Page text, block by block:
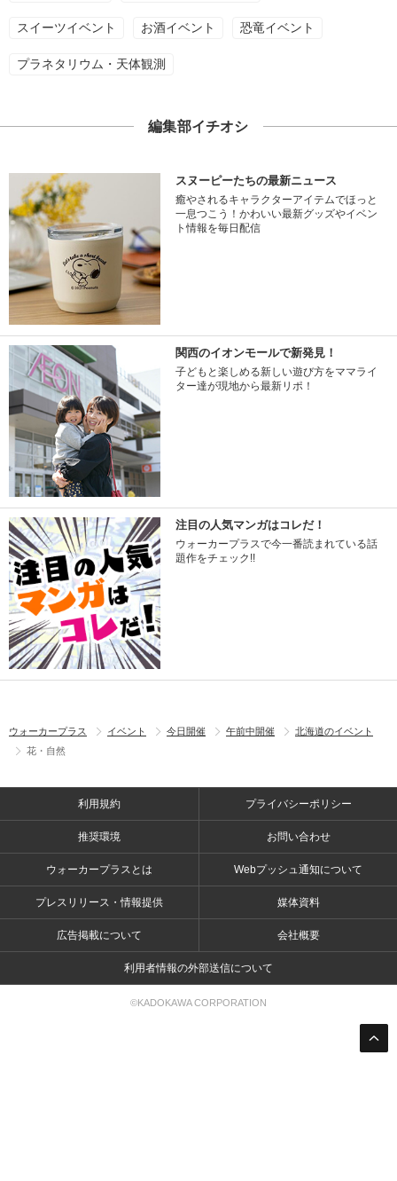
スイーツイベント お酒イベント 恐竜イベント
プラネタリウム・天体観測
編集部イチオシ
スヌーピーたちの最新ニュース
癒やされるキャラクターアイテムでほっと
一息つこう！かわいい最新グッズやイベン
ト情報を毎日配信
関西のイオンモールで新発見！
子どもと楽しめる新しい遊び方をママライ
ター達が現地から最新リポ！
注目の人気マンガはコレだ！
ウォーカープラスで今一番読まれている話
題作をチェック!!
ウォーカープラス イベント 今日開催 午前中開催
北海道のイベント
花・自然
利用規約 プライバシーポリシー
推奨環境 お問い合わせ
ウォーカープラスとは Webプッシュ通知について
プレスリリース・情報提供 媒体資料
広告掲載について 会社概要
利用者情報の外部送信について
©KADOKAWA CORPORATION